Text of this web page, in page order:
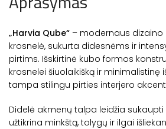
„Harvia Qube“– modernaus dizaino
krosnelė, sukurta didesnėms ir
pirtims. Išskirtinė kubo formos
krosnelei šiuolaikišką ir minimalistinę
tampa stilingu pirties interjero
Didelė akmenų talpa leidžia
užtikrina minkštą, tolygų ir ilgai